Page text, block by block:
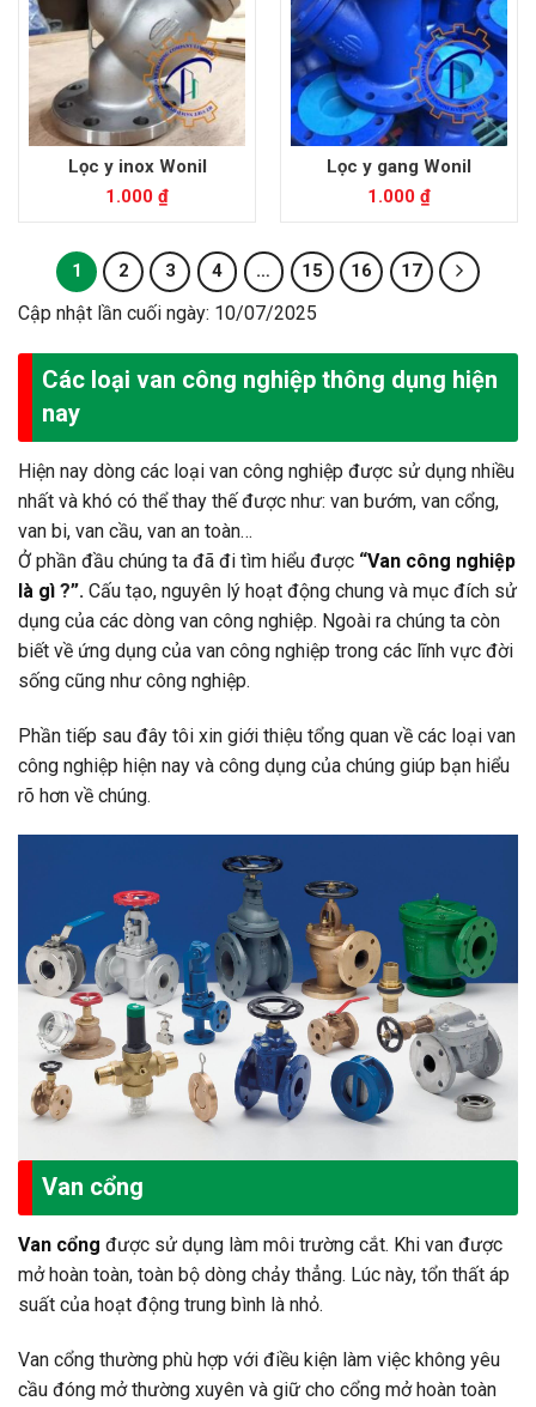
Lọc y inox Wonil
1.000 ₫
Lọc y gang Wonil
1.000 ₫
1 2 3 4 … 15 16 17
Cập nhật lần cuối ngày: 10/07/2025
Các loại van công nghiệp thông dụng hiện
nay
Hiện nay dòng các loại van công nghiệp được sử dụng nhiều
nhất và khó có thể thay thế được như: van bướm, van cổng,
van bi, van cầu, van an toàn…
Ở phần đầu chúng ta đã đi tìm hiểu được “Van công nghiệp
là gì ?”. Cấu tạo, nguyên lý hoạt động chung và mục đích sử
dụng của các dòng van công nghiệp. Ngoài ra chúng ta còn
biết về ứng dụng của van công nghiệp trong các lĩnh vực đời
sống cũng như công nghiệp.
Phần tiếp sau đây tôi xin giới thiệu tổng quan về các loại van
công nghiệp hiện nay và công dụng của chúng giúp bạn hiểu
rõ hơn về chúng.
Van cổng
Van cổng được sử dụng làm môi trường cắt. Khi van được
mở hoàn toàn, toàn bộ dòng chảy thẳng. Lúc này, tổn thất áp
suất của hoạt động trung bình là nhỏ.
Van cổng thường phù hợp với điều kiện làm việc không yêu
cầu đóng mở thường xuyên và giữ cho cổng mở hoàn toàn